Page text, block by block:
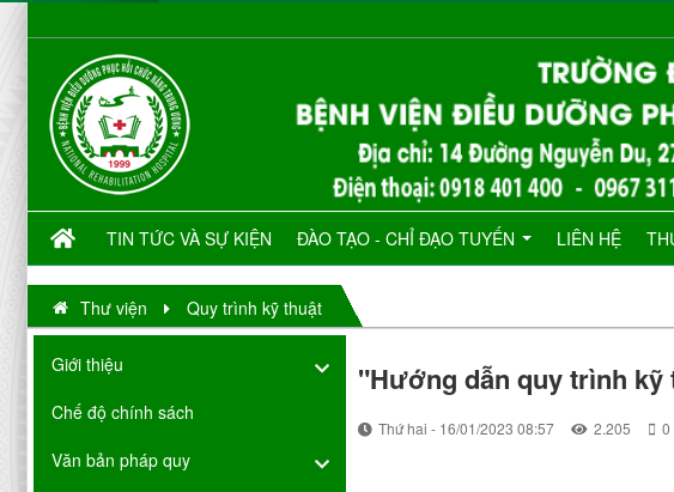
TIN TỨC VÀ SỰ KIỆN ĐÀO TẠO - CHỈ ĐẠO TUYẾN LIÊN HỆ
Thư viện Quy trình kỹ thuật
Giới thiệu
Chế độ chính sách
Văn bản pháp quy
"Hướng dẫn quy trình kỹ
Thứ hai - 16/01/2023 08:57 2.205 0